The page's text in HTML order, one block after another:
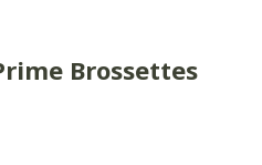
Brossettes